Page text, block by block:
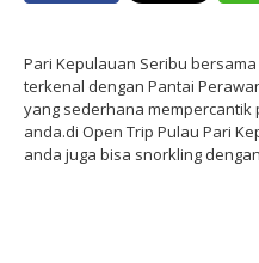
Pari Kepulauan Seribu
terkenal dengan Pantai
yang sederhana
anda.di Open Trip Pulau Pari
anda juga bisa snorkling